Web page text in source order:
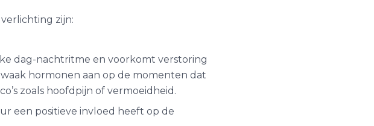
zijn:
dag-nachtritme en voorkomt verstoring
hormonen aan op de momenten dat
zoals hoofdpijn of vermoeidheid.
een positieve invloed heeft op de